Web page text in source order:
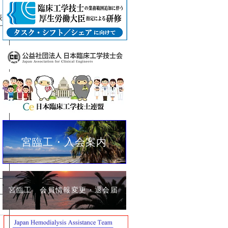
示
宮臨工・入会案内
宮臨工 会員情報変更・退会届